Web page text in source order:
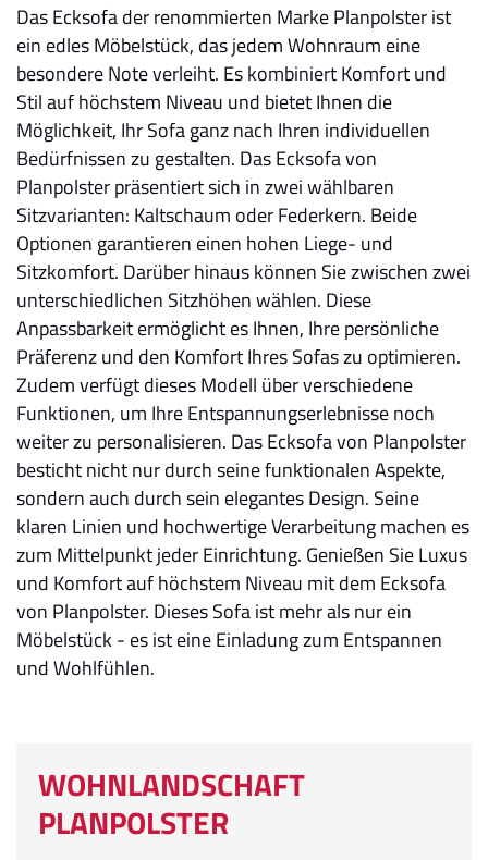
Das Ecksofa der renommierten Marke Planpolster ist
ein edles Möbelstück, das jedem Wohnraum eine
besondere Note verleiht. Es kombiniert Komfort und
Stil auf höchstem Niveau und bietet Ihnen die
Möglichkeit, Ihr Sofa ganz nach Ihren individuellen
Bedürfnissen zu gestalten. Das Ecksofa von
Planpolster präsentiert sich in zwei wählbaren
Sitzvarianten: Kaltschaum oder Federkern. Beide
Optionen garantieren einen hohen Liege- und
Sitzkomfort. Darüber hinaus können Sie zwischen zwei
unterschiedlichen Sitzhöhen wählen. Diese
Anpassbarkeit ermöglicht es Ihnen, Ihre persönliche
Präferenz und den Komfort Ihres Sofas zu optimieren.
Zudem verfügt dieses Modell über verschiedene
Funktionen, um Ihre Entspannungserlebnisse noch
weiter zu personalisieren. Das Ecksofa von Planpolster
besticht nicht nur durch seine funktionalen Aspekte,
sondern auch durch sein elegantes Design. Seine
klaren Linien und hochwertige Verarbeitung machen es
zum Mittelpunkt jeder Einrichtung. Genießen Sie Luxus
und Komfort auf höchstem Niveau mit dem Ecksofa
von Planpolster. Dieses Sofa ist mehr als nur ein
Möbelstück - es ist eine Einladung zum Entspannen
und Wohlfühlen.
WOHNLANDSCHAFT
PLANPOLSTER